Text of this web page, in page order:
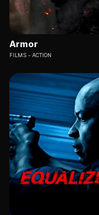
Armor
FILMS ACTION